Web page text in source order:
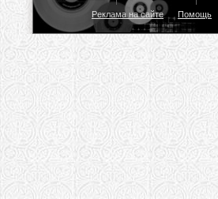
Реклама на сайте Помощь